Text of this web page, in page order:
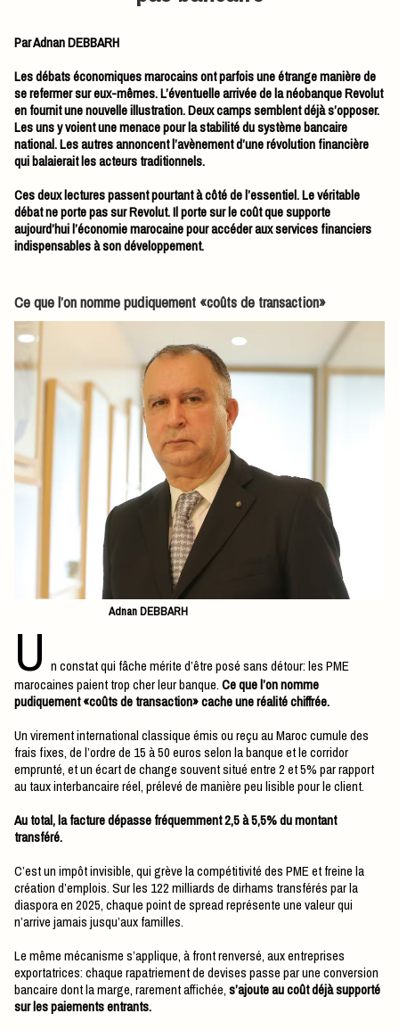
Par Adnan DEBBARH
Les débats économiques marocains ont parfois une étrange manière de
se refermer sur eux-mêmes. L’éventuelle arrivée de la néobanque Revolut
en fournit une nouvelle illustration. Deux camps semblent déjà s’opposer.
Les uns y voient une menace pour la stabilité du système bancaire
national. Les autres annoncent l’avènement d’une révolution financière
qui balaierait les acteurs traditionnels.
Ces deux lectures passent pourtant à côté de l’essentiel. Le véritable
débat ne porte pas sur Revolut. Il porte sur le coût que supporte
aujourd’hui l’économie marocaine pour accéder aux services financiers
indispensables à son développement.
Ce que l’on nomme pudiquement «coûts de transaction»
Adnan DEBBARH
U n constat qui fâche mérite d’être posé sans détour: les PME
marocaines paient trop cher leur banque.Ce que l’on nomme
pudiquement «coûts de transaction» cache une réalité chiffrée.
Un virement international classique émis ou reçu au Maroc cumule des
frais fixes, de l’ordre de 15 à 50 euros selon la banque et le corridor
emprunté, et un écart de change souvent situé entre 2 et 5% par rapport
au taux interbancaire réel, prélevé de manière peu lisible pour le client.
Au total, la facture dépasse fréquemment 2,5 à 5,5% du montant
transféré.
C’est un impôt invisible, qui grève la compétitivité des PME et freine la
création d’emplois. Sur les 122 milliards de dirhams transférés par la
diaspora en 2025, chaque point de spread représente une valeur qui
n’arrive jamais jusqu’aux familles.
Le même mécanisme s’applique, à front renversé, aux entreprises
exportatrices: chaque rapatriement de devises passe par une conversion
bancaire dont la marge, rarement affichée,s’ajoute au coût déjà supporté
sur les paiements entrants.